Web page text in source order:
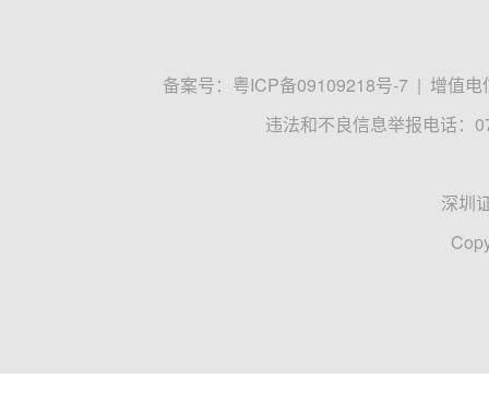
备案号： 粤ICP备09109218号-7 | 增值电
违法和不良信息举报电话：
深圳